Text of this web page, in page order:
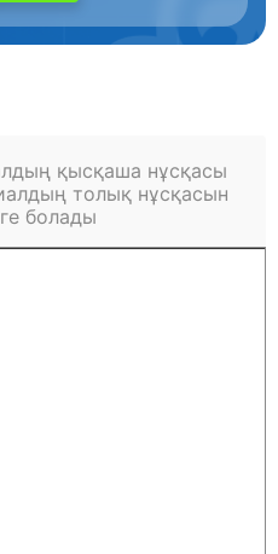
қысқаша нұсқасы
толық нұсқасын
болады